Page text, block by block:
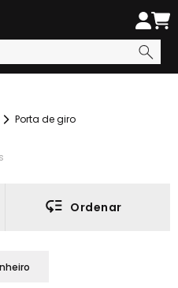
Porta de giro
Ordenar